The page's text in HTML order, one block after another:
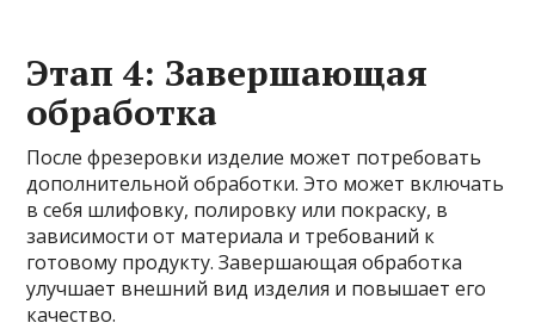
Этап 4: Завершающая
обработка
После фрезеровки изделие может потребовать
дополнительной обработки. Это может включать
в себя шлифовку, полировку или покраску, в
зависимости от материала и требований к
готовому продукту. Завершающая обработка
улучшает внешний вид изделия и повышает его
качество.